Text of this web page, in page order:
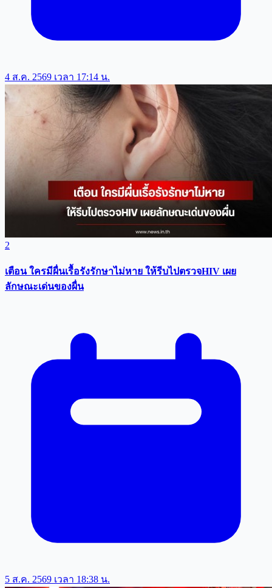
4 ส.ค. 2569 เวลา 17:14 น.
2
เตือน ใครมีผื่นเรื้อรังรักษาไม่หาย ให้รีบไปตรวจHIV เผย
ลักษณะเด่นของผื่น
5 ส.ค. 2569 เวลา 18:38 น.